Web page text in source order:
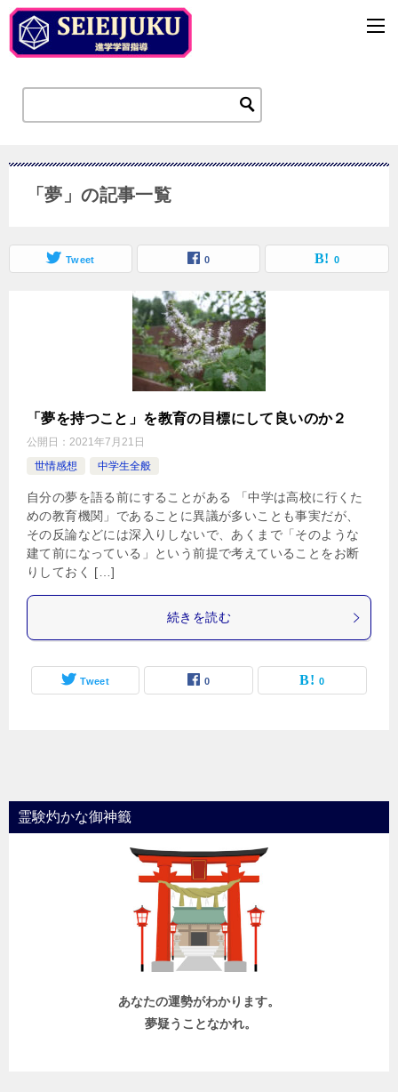
「夢」の記事一覧
Tweet 0 0
「夢を持つこと」を教育の目標にして良いのか２
公開日： 2021年7月21日
世情感想
中学生全般
自分の夢を語る前にすることがある 「中学は高校に行くた
めの教育機関」であることに異議が多いことも事実だが、
その反論などには深入りしないで、あくまで「そのような
建て前になっている」という前提で考えていることをお断
りしておく […]
続きを読む
Tweet 0 0
霊験灼かな御神籤
あなたの運勢がわかります。
夢疑うことなかれ。